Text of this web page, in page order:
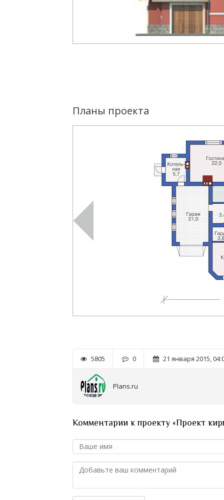
Планы проекта
5805 0 21 января 2015,
Plans.ru
Комментарии к проекту «Проект